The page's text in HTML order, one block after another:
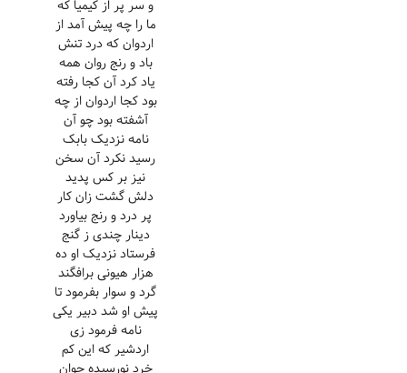
و سر پر از کیمیا که
ما را چه پیش آمد از
اردوان که درد تنش
باد و رنج روان همه
یاد کرد آن کجا رفته
بود کجا اردوان از چه
آشفته بود چو آن
نامه نزدیک بابک
رسید نکرد آن سخن
نیز بر کس پدید
دلش گشت زان کار
پر درد و رنج بیاورد
دینار چندی ز گنج
فرستاد نزدیک او ده
هزار هیونی برافگند
گرد و سوار بفرمود تا
پیش او شد دبیر یکی
نامه فرمود زی
اردشیر که این کم
خرد نورسیده جوان